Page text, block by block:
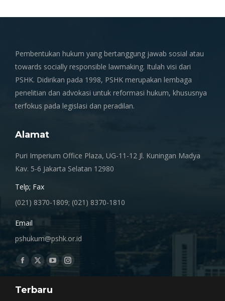
Pembentukan hukum yang bertanggung jawab sosial atau
towards socially responsible lawmaking. Itulah visi dari
PSHK. Didirikan pada 1998, PSHK merupakan lembaga
penelitian dan advokasi untuk reformasi hukum, khususnya
terfokus pada legislasi dan peradilan.
Alamat
Puri Imperium Office Plaza, UG-11-12 Jl. Kuningan Madya
Kav. 5-6 Jakarta Selatan 12980
Telp; Fax
(021) 8370-1809; (021) 8370-1810
Email
pshukum@pshk.or.id
Find us on:
Facebook
opens
X
opens
YouTube
opens
Instagram
Terbaru